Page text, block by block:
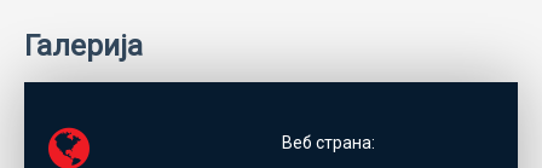
Галерија
Веб страна: